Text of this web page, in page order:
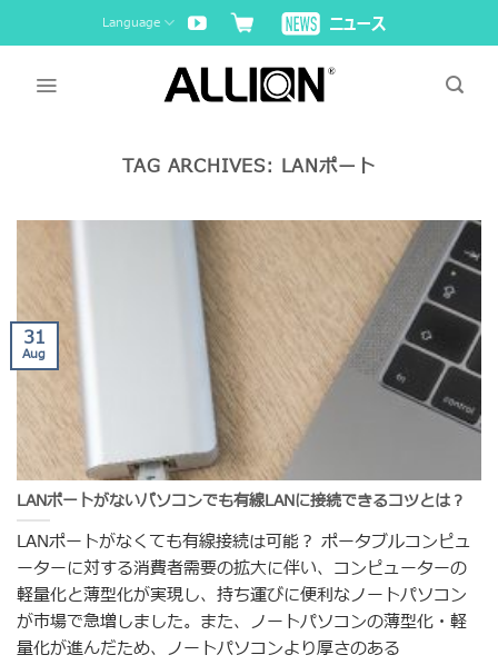
to
Language
TAG ARCHIVES: LANポート
LANポートがないパソコンでも有線LANに接続できるコツとは？
LANポートがなくても有線接続は可能？ ポータブルコンピュ
ーターに対する消費者需要の拡大に伴い、コンピューターの
軽量化と薄型化が実現し、持ち運びに便利なノートパソコン
が市場で急増しました。また、ノートパソコンの薄型化・軽
量化が進んだため、ノートパソコンより厚さのある
31
Aug